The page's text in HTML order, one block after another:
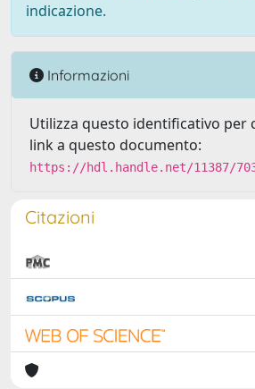
indicazione.
Informazioni
Utilizza questo identificativo per
link a questo documento:
https://hdl.handle.net/11387/
Citazioni